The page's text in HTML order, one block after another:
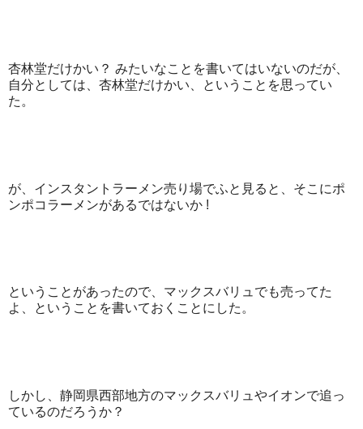
杏林堂だけかい？ みたいなことを書いてはいないのだが、
自分としては、杏林堂だけかい、ということを思ってい
た。
が、インスタントラーメン売り場でふと見ると、そこにポ
ンポコラーメンがあるではないか !
ということがあったので、マックスバリュでも売ってた
よ、ということを書いておくことにした。
しかし、静岡県西部地方のマックスバリュやイオンで追っ
ているのだろうか？